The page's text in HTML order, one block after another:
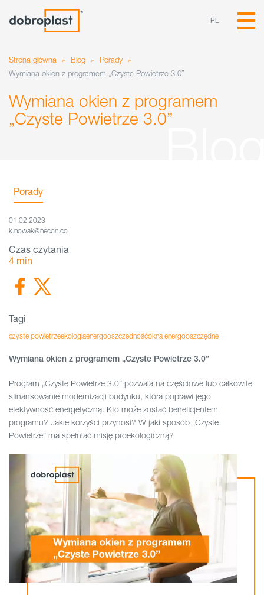
PL
Strona główna » Blog » Porady
»
Wymiana okien z programem „Czyste Powietrze 3.0”
Wymiana okien z programem
„Czyste Powietrze 3.0”
Wymiana okien z programem „Czyste Powietrze 3.0”
Program „Czyste Powietrze 3.0” pozwala na częściowe lub całkowite
sfinansowanie modernizacji budynku, która poprawi jego
efektywność energetyczną. Kto może zostać beneficjentem
programu? Jakie korzyści przynosi? W jaki sposób „Czyste
Powietrze” ma spełniać misję proekologiczną?
Porady
01.02.2023
k.nowak@necon.co
Czas czytania
4 min
Tagi
czyste powietrzeekologiaenergooszczędnośćokna energooszczędne